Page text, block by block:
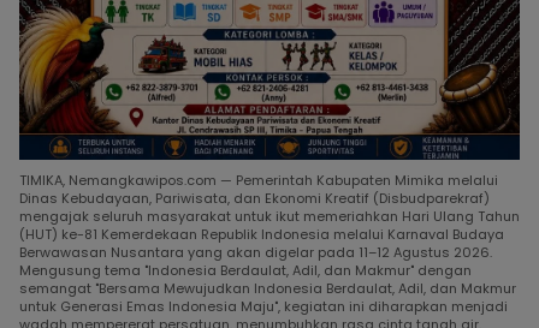
TIMIKA, Nemangkawipos.com — Pemerintah Kabupaten Mimika melalui
Dinas Kebudayaan, Pariwisata, dan Ekonomi Kreatif (Disbudparekraf)
mengajak seluruh masyarakat untuk ikut memeriahkan Hari Ulang Tahun
(HUT) ke-81 Kemerdekaan Republik Indonesia melalui Karnaval Budaya
Berwawasan Nusantara yang akan digelar pada 11–12 Agustus 2026.
Mengusung tema "Indonesia Berdaulat, Adil, dan Makmur" dengan
semangat "Bersama Mewujudkan Indonesia Berdaulat, Adil, dan Makmur
untuk Generasi Emas Indonesia Maju", kegiatan ini diharapkan menjadi